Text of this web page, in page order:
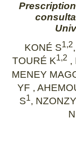
KONÉ S1,2
TOURÉ K1,2 ,
MENEY
YF ,
S1,